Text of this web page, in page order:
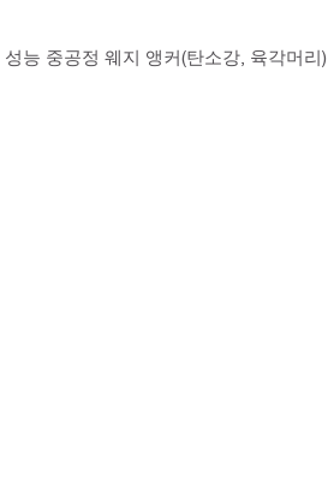
능 중공정 웨지 앵커(탄소강, 육각머리)